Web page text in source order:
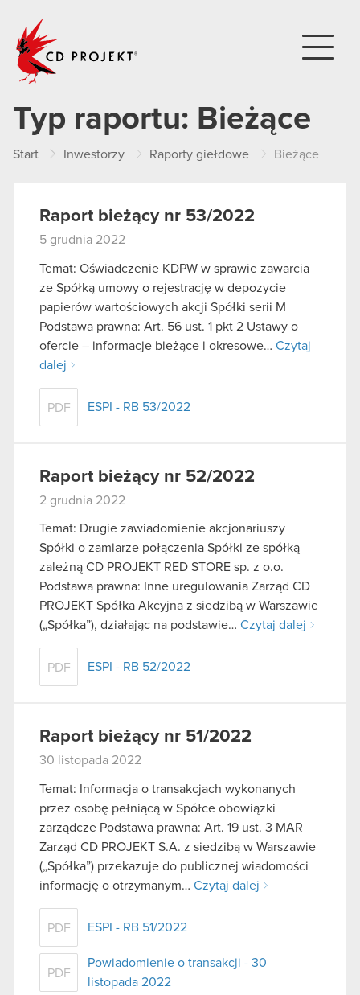
Typ raportu: Bieżące
Start Inwestorzy Raporty giełdowe Bieżące
Raport bieżący nr 53/2022
5 grudnia 2022
Temat: Oświadczenie KDPW w sprawie zawarcia
ze Spółką umowy o rejestrację w depozycie
papierów wartościowych akcji Spółki serii M
Podstawa prawna: Art. 56 ust. 1 pkt 2 Ustawy o
ofercie – informacje bieżące i okresowe… Czytaj
dalej
PDF ESPI - RB 53/2022
Raport bieżący nr 52/2022
2 grudnia 2022
Temat: Drugie zawiadomienie akcjonariuszy
Spółki o zamiarze połączenia Spółki ze spółką
zależną CD PROJEKT RED STORE sp. z o.o.
Podstawa prawna: Inne uregulowania Zarząd CD
PROJEKT Spółka Akcyjna z siedzibą w Warszawie
(„Spółka”), działając na podstawie… Czytaj dalej
PDF ESPI - RB 52/2022
Raport bieżący nr 51/2022
30 listopada 2022
Temat: Informacja o transakcjach wykonanych
przez osobę pełniącą w Spółce obowiązki
zarządcze Podstawa prawna: Art. 19 ust. 3 MAR
Zarząd CD PROJEKT S.A. z siedzibą w Warszawie
(„Spółka”) przekazuje do publicznej wiadomości
informację o otrzymanym… Czytaj dalej
PDF ESPI - RB 51/2022
PDF
Powiadomienie o transakcji - 30
listopada 2022